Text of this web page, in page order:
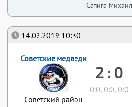
14.02.2019 10:30
Советские медведи
Советский район
2 : 0
0:0, 0:0, 0:0
Сапига Михаил